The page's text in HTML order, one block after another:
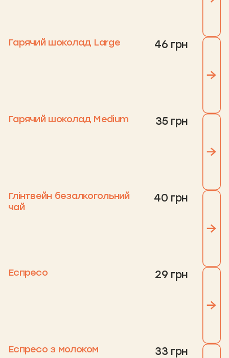
Гарячий шоколад Large 46 грн
Гарячий шоколад Medium 35 грн
Глінтвейн безалкогольний
чай
40 грн
Еспресо 29 грн
Еспресо з молоком 33 грн